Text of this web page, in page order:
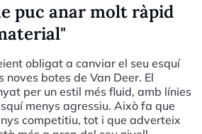
puc anar molt ràpid
obligat a canviar el seu esquí
botes de Van Deer. El
per un estil més fluid, amb línies
menys agressiu. Això fa que
competitiu, tot i que adverteix